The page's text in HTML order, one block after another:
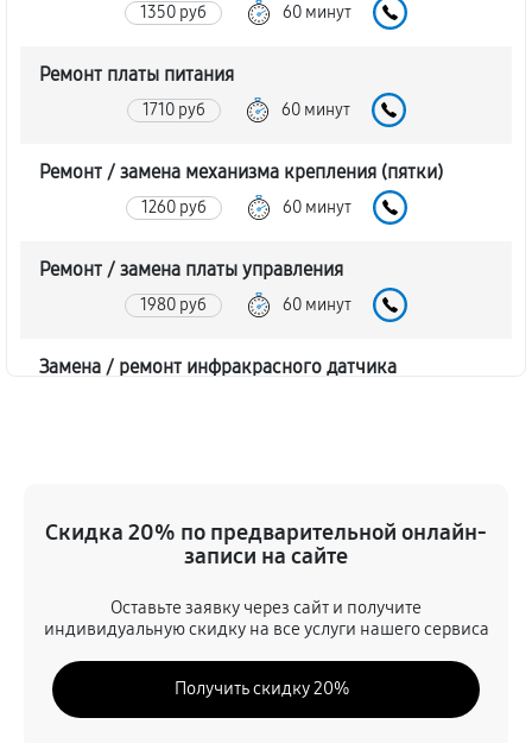
1350 руб 60 минут
Ремонт платы питания
1710 руб 60 минут
Ремонт / замена механизма крепления (пятки)
1260 руб 60 минут
Ремонт / замена платы управления
1980 руб 60 минут
Замена / ремонт инфракрасного датчика
Замена ультразвукового мотора
60 минут
Скидка 20% по предварительной онлайн-
записи на сайте
Оставьте заявку через сайт и получите
индивидуальную скидку на все услуги нашего сервиса
Получить скидку 20%